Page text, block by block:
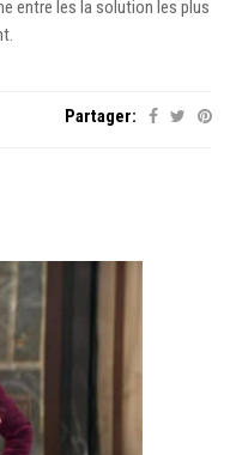
entre les la solution les plus
Partager: